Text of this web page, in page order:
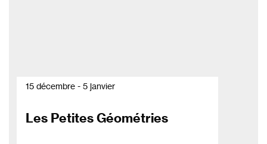
15 décembre - 5 janvier
Les Petites Géométries